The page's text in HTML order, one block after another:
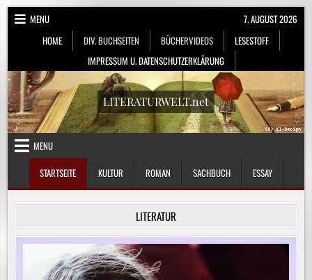
Skip
MENU
HOME
DIV. BUCHSEITEN BÜCHERVIDEOS
LESESTOFF
IMPRESSUM U. DATENSCHUTZERKLÄRUNG
7. AUGUST 2026
LITERATURWELT.net
MENU
STARTSEITE
KULTUR ROMAN SACHBUCH ESSAY
LITERATUR